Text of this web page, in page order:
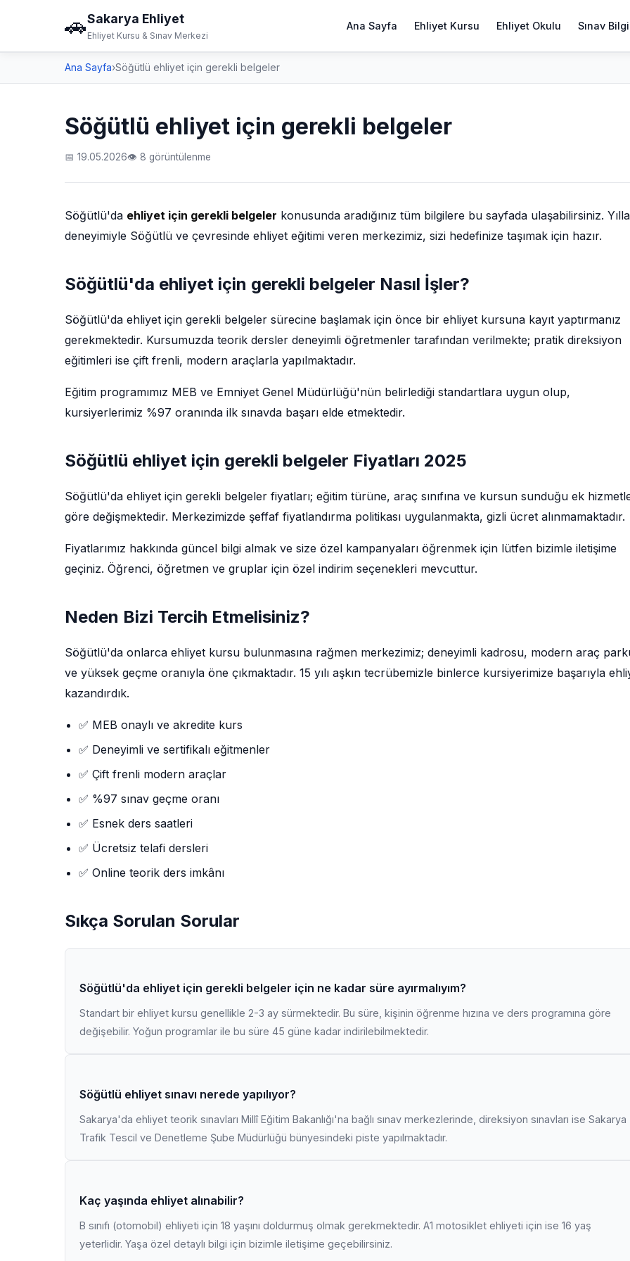
🚗Sakarya Ehliyet
Ehliyet Kursu & Sınav Merkezi
Ana Sayfa Ehliyet Kursu Ehliyet Okulu Sınav
Ana Sayfa›Söğütlü ehliyet için gerekli belgeler
Söğütlü ehliyet için gerekli belgeler
📅 19.05.2026👁 8 görüntülenme
Söğütlü'da ehliyet için gerekli belgeler konusunda aradığınız tüm bilgilere bu sayfada ulaşabilirsiniz.
deneyimiyle Söğütlü ve çevresinde ehliyet eğitimi veren merkezimiz, sizi hedefinize taşımak için hazır.
Söğütlü'da ehliyet için gerekli belgeler Nasıl İşler?
Söğütlü'da ehliyet için gerekli belgeler sürecine başlamak için önce bir ehliyet kursuna kayıt yaptırmanız
gerekmektedir. Kursumuzda teorik dersler deneyimli öğretmenler tarafından verilmekte; pratik direksiyon
eğitimleri ise çift frenli, modern araçlarla yapılmaktadır.
Eğitim programımız MEB ve Emniyet Genel Müdürlüğü'nün belirlediği standartlara uygun olup,
kursiyerlerimiz %97 oranında ilk sınavda başarı elde etmektedir.
Söğütlü ehliyet için gerekli belgeler Fiyatları 2025
Söğütlü'da ehliyet için gerekli belgeler fiyatları; eğitim türüne, araç sınıfına ve kursun sunduğu ek
göre değişmektedir. Merkezimizde şeffaf fiyatlandırma politikası uygulanmakta, gizli ücret alınmamaktadır.
Fiyatlarımız hakkında güncel bilgi almak ve size özel kampanyaları öğrenmek için lütfen bizimle iletişime
geçiniz. Öğrenci, öğretmen ve gruplar için özel indirim seçenekleri mevcuttur.
Neden Bizi Tercih Etmelisiniz?
Söğütlü'da onlarca ehliyet kursu bulunmasına rağmen merkezimiz; deneyimli kadrosu, modern araç
ve yüksek geçme oranıyla öne çıkmaktadır. 15 yılı aşkın tecrübemizle binlerce kursiyerimize başarıyla
kazandırdık.
✅ MEB onaylı ve akredite kurs
✅ Deneyimli ve sertifikalı eğitmenler
✅ Çift frenli modern araçlar
✅ %97 sınav geçme oranı
✅ Esnek ders saatleri
✅ Ücretsiz telafi dersleri
✅ Online teorik ders imkânı
Sıkça Sorulan Sorular
Söğütlü'da ehliyet için gerekli belgeler için ne kadar süre ayırmalıyım?
Standart bir ehliyet kursu genellikle 2-3 ay sürmektedir. Bu süre, kişinin öğrenme hızına ve ders programına göre
değişebilir. Yoğun programlar ile bu süre 45 güne kadar indirilebilmektedir.
Söğütlü ehliyet sınavı nerede yapılıyor?
Sakarya'da ehliyet teorik sınavları Millî Eğitim Bakanlığı'na bağlı sınav merkezlerinde, direksiyon sınavları ise Sakarya
Trafik Tescil ve Denetleme Şube Müdürlüğü bünyesindeki piste yapılmaktadır.
Kaç yaşında ehliyet alınabilir?
B sınıfı (otomobil) ehliyeti için 18 yaşını doldurmuş olmak gerekmektedir. A1 motosiklet ehliyeti için ise 16 yaş
yeterlidir. Yaşa özel detaylı bilgi için bizimle iletişime geçebilirsiniz.